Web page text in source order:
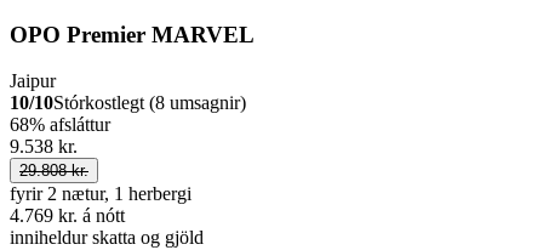
OPO Premier MARVEL
Jaipur
10/10Stórkostlegt (8 umsagnir)
68% afsláttur
9.538 kr.
29.808 kr.
fyrir 2 nætur, 1 herbergi
4.769 kr. á nótt
inniheldur skatta og gjöld